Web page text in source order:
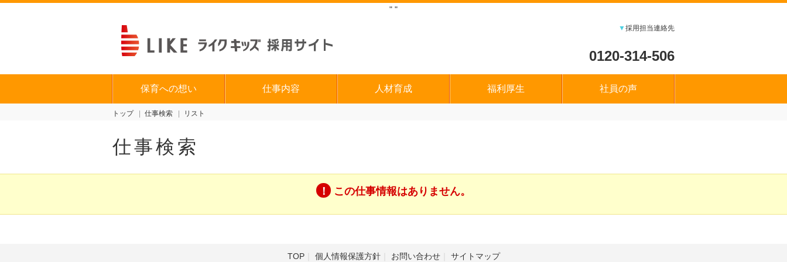
" "
▼採用担当連絡先
0120-314-506
保育への想い 仕事内容 人材育成 福利厚生 社員の声
トップ 仕事検索 リスト
仕事検索
この仕事情報はありません。
TOP 個人情報保護方針 お問い合わせ サイトマップ